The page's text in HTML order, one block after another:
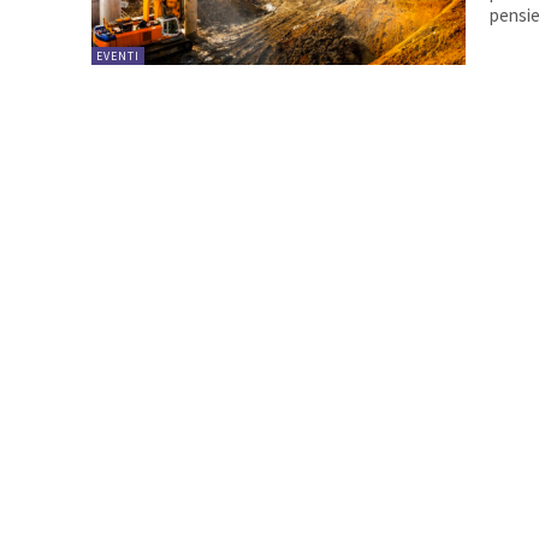
EVENTI